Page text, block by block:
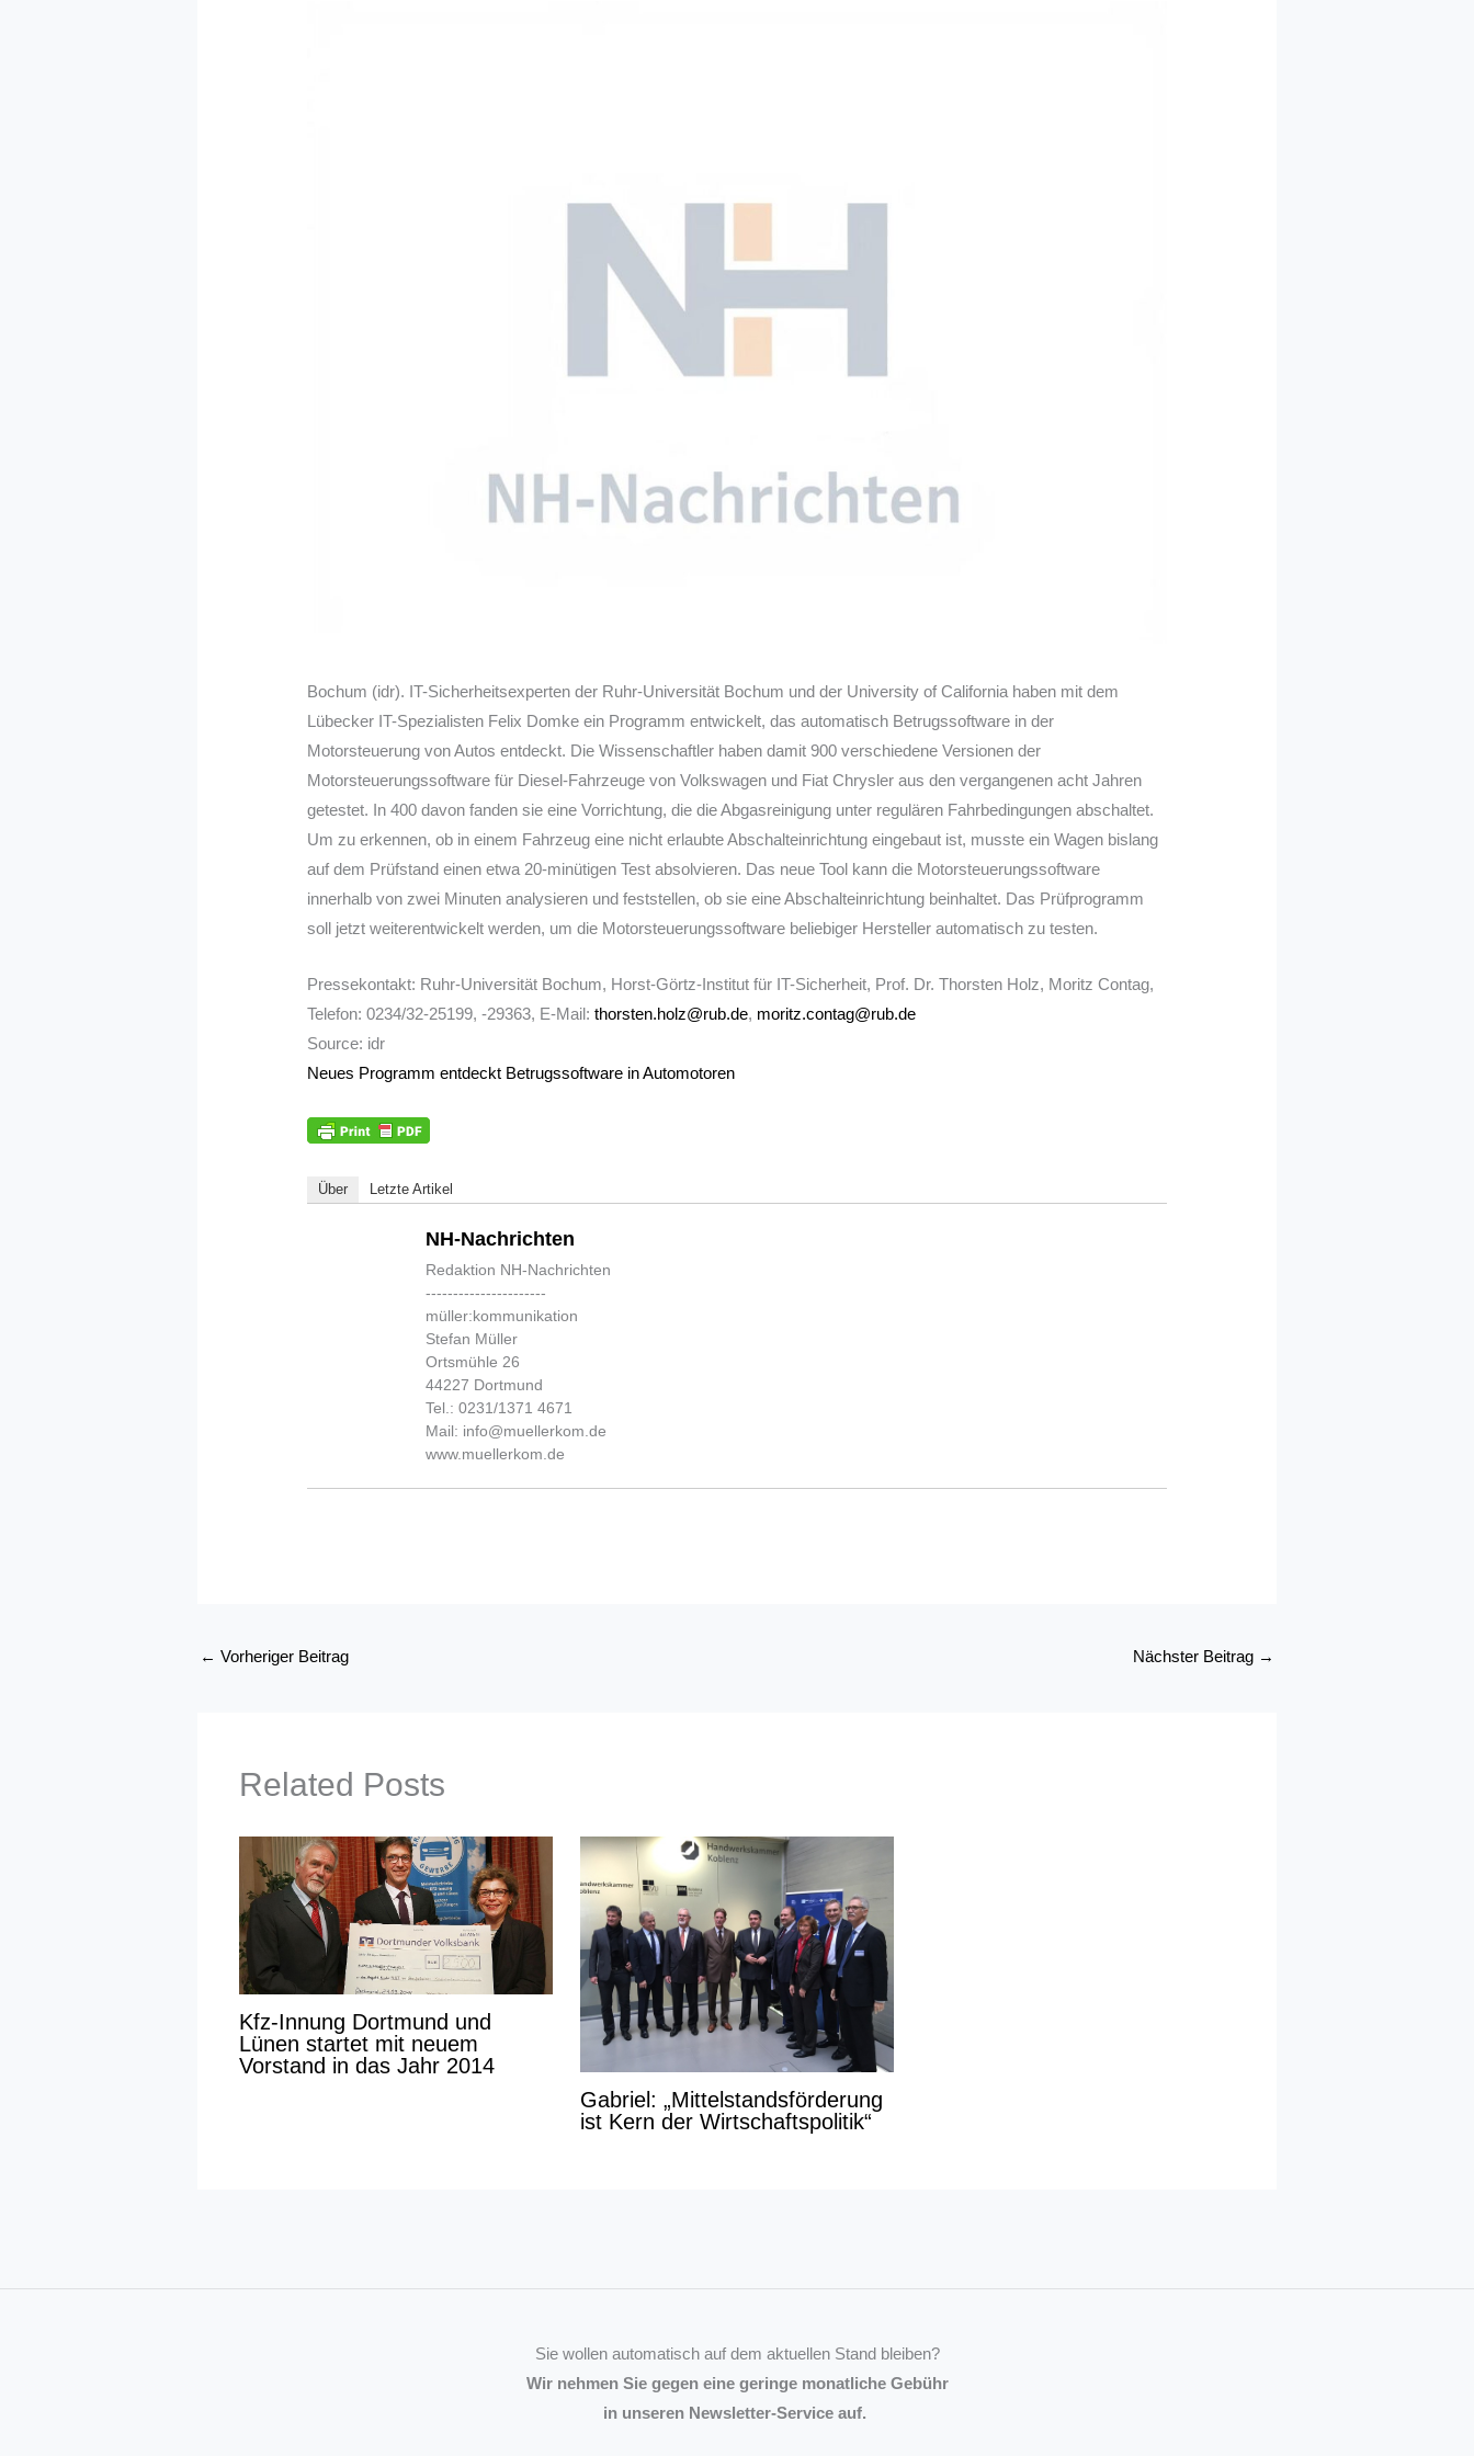
Bochum (idr). IT-Sicherheitsexperten der Ruhr-Universität Bochum und der University of California haben mit dem
Lübecker IT-Spezialisten Felix Domke ein Programm entwickelt, das automatisch Betrugssoftware in der
Motorsteuerung von Autos entdeckt. Die Wissenschaftler haben damit 900 verschiedene Versionen der
Motorsteuerungssoftware für Diesel-Fahrzeuge von Volkswagen und Fiat Chrysler aus den vergangenen acht Jahren
getestet. In 400 davon fanden sie eine Vorrichtung, die die Abgasreinigung unter regulären Fahrbedingungen abschaltet.
Um zu erkennen, ob in einem Fahrzeug eine nicht erlaubte Abschalteinrichtung eingebaut ist, musste ein Wagen bislang
auf dem Prüfstand einen etwa 20-minütigen Test absolvieren. Das neue Tool kann die Motorsteuerungssoftware
innerhalb von zwei Minuten analysieren und feststellen, ob sie eine Abschalteinrichtung beinhaltet. Das Prüfprogramm
soll jetzt weiterentwickelt werden, um die Motorsteuerungssoftware beliebiger Hersteller automatisch zu testen.
Pressekontakt: Ruhr-Universität Bochum, Horst-Görtz-Institut für IT-Sicherheit, Prof. Dr. Thorsten Holz, Moritz Contag,
Telefon: 0234/32-25199, -29363, E-Mail:thorsten.holz@rub.de, moritz.contag@rub.de
Source: idr
Neues Programm entdeckt Betrugssoftware in Automotoren
Über Letzte Artikel
NH-Nachrichten
Redaktion NH-Nachrichten
----------------------
müller:kommunikation
Stefan Müller
Ortsmühle 26
44227 Dortmund
Tel.: 0231/1371 4671
Mail: info@muellerkom.de
www.muellerkom.de
← Vorheriger Beitrag Nächster Beitrag →
Related Posts
Kfz-Innung Dortmund und
Lünen startet mit neuem
Vorstand in das Jahr 2014
Gabriel: „Mittelstandsförderung
ist Kern der Wirtschaftspolitik“
Sie wollen automatisch auf dem aktuellen Stand bleiben?
Wir nehmen Sie gegen eine geringe monatliche Gebühr
in unseren Newsletter-Service auf.